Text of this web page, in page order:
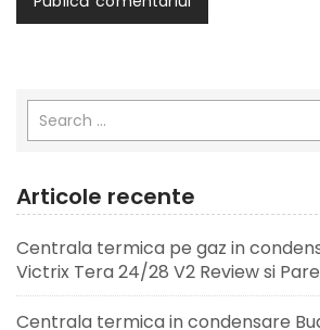
Articole recente
Centrala termica pe gaz in
Victrix Tera 24/28 V2 Review si
Centrala termica in condensare